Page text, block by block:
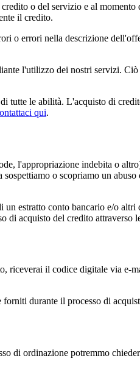
o del servizio e al
il credito.
o errori nella descrizione
l'utilizzo dei nostri servizi.
tutte le abilità. L'acquisto di
qui.
l'appropriazione indebita o
o scopriamo un
estratto conto bancario e/o
acquisto del credito attraverso
riceverai il codice digitale via
durante il processo di
di ordinazione potremmo